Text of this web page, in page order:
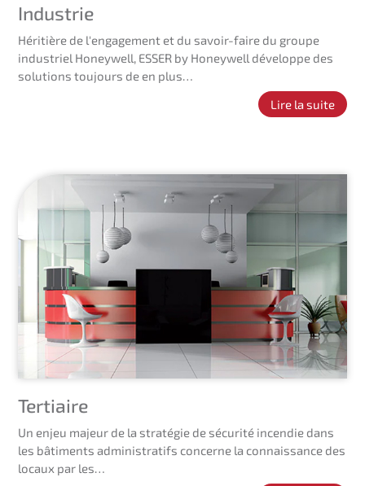
Industrie
Héritière de l'engagement et du savoir-faire du groupe
industriel Honeywell, ESSER by Honeywell développe des
solutions toujours de en plus…
Lire la suite
Tertiaire
Un enjeu majeur de la stratégie de sécurité incendie dans
les bâtiments administratifs concerne la connaissance des
locaux par les…